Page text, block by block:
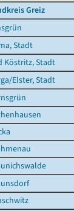
Greiz
Stadt
Köstritz, Stadt
Elster, Stadt